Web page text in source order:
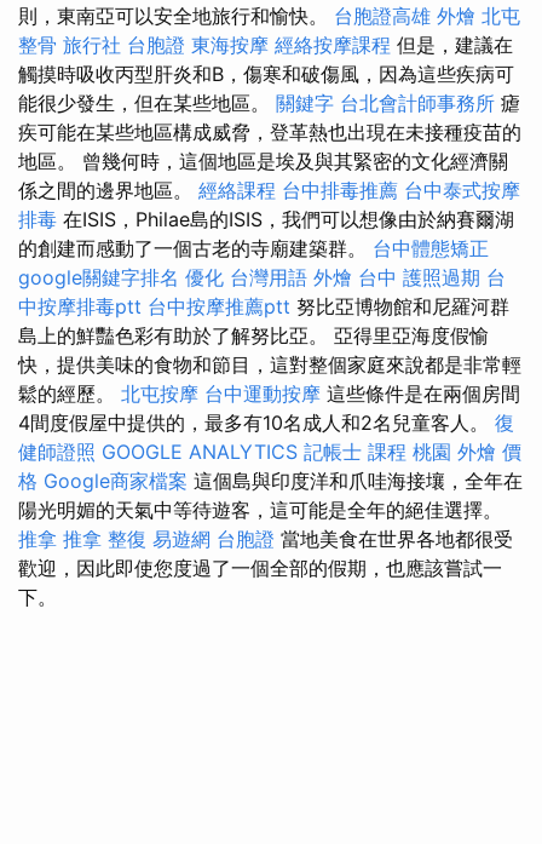
則，東南亞可以安全地旅行和愉快。 台胞證高雄 外燴 北屯
整骨 旅行社 台胞證 東海按摩 經絡按摩課程 但是，建議在
觸摸時吸收丙型肝炎和B，傷寒和破傷風，因為這些疾病可
能很少發生，但在某些地區。 關鍵字 台北會計師事務所 瘧
疾可能在某些地區構成威脅，登革熱也出現在未接種疫苗的
地區。 曾幾何時，這個地區是埃及與其緊密的文化經濟關
係之間的邊界地區。 經絡課程 台中排毒推薦 台中泰式按摩
排毒 在ISIS，Philae島的ISIS，我們可以想像由於納賽爾湖
的創建而感動了一個古老的寺廟建築群。 台中體態矯正
google關鍵字排名 優化 台灣用語 外燴 台中 護照過期 台
中按摩排毒ptt 台中按摩推薦ptt 努比亞博物館和尼羅河群
島上的鮮豔色彩有助於了解努比亞。 亞得里亞海度假愉
快，提供美味的食物和節目，這對整個家庭來說都是非常輕
鬆的經歷。 北屯按摩 台中運動按摩 這些條件是在兩個房間
4間度假屋中提供的，最多有10名成人和2名兒童客人。 復
健師證照 GOOGLE ANALYTICS 記帳士 課程 桃園 外燴 價
格 Google商家檔案 這個島與印度洋和爪哇海接壤，全年在
陽光明媚的天氣中等待遊客，這可能是全年的絕佳選擇。
推拿 推拿 整復 易遊網 台胞證 當地美食在世界各地都很受
歡迎，因此即使您度過了一個全部的假期，也應該嘗試一
下。